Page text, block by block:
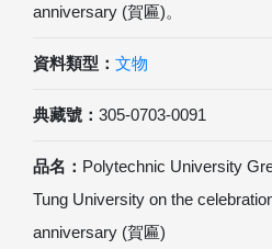
anniversary (賀匾)。
資料類型： 文物
典藏號： 305-0703-0091
品名： Polytechnic University
Tung University on the
anniversary (賀匾)